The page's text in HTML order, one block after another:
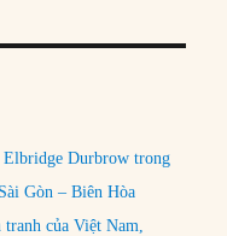
Durbrow trong
Gòn – Biên Hòa
của Việt Nam,